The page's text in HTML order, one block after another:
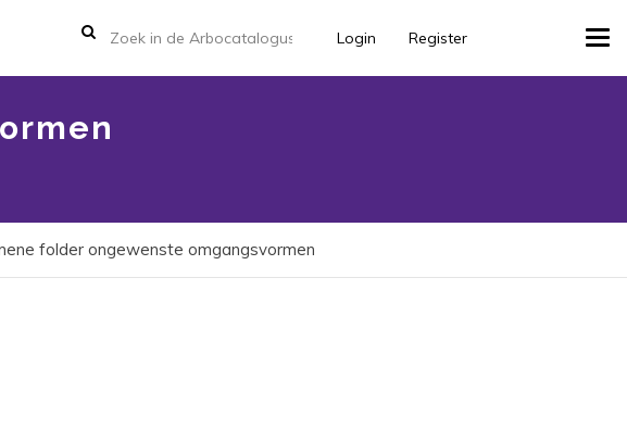
Login Register
folder ongewenste omgangsvormen